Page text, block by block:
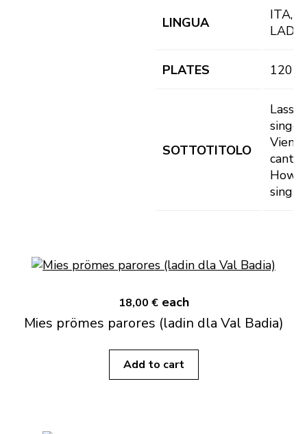
LINGUA
ITA,
LAD,
PLATES 120
SOTTOTITOLO
Vieni a
How
18,00 € each
Mies prömes parores (ladin dla Val Badia)
Add to cart